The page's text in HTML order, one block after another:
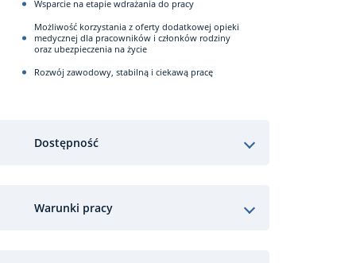
Wsparcie na etapie wdrażania do pracy
Możliwość korzystania z oferty dodatkowej opieki
medycznej dla pracowników i członków rodziny
oraz ubezpieczenia na życie
Rozwój zawodowy, stabilną i ciekawą pracę
Dostępność
Warunki pracy